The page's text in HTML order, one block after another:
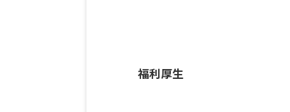
福利厚生